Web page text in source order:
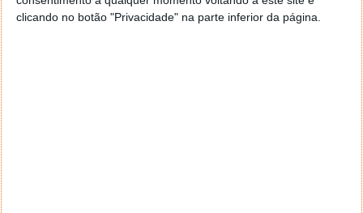
clicando no botão "Privacidade" na parte inferior da página.
Zenkit reinventa o Kanban board e apresenta uma